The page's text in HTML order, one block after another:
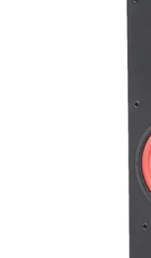
Kanske någon